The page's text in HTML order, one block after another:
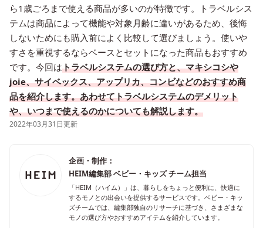
ら1歳ごろまで使える商品が多いのが特徴です。トラベルシス
テムは商品によって機能や対象月齢に違いがあるため、後悔
しないためにも購入前によく比較して選びましょう。使いや
すさを重視するならベースとセットになった商品もおすすめ
です。今回はトラベルシステムの選び方と、マキシコシや
joie、サイベックス、アップリカ、コンビなどのおすすめ商
品を紹介します。あわせてトラベルシステムのデメリット
や、いつまで使えるのかについても解説します。
2022年03月31日更新
企画・制作：
HEIM編集部 ベビー・キッズ チーム担当
「HEIM（ハイム）」は、暮らしをちょっと便利に、快適に
するモノとの出会いを提供するサービスです。ベビー・キッ
ズチームでは、編集部独自のリサーチに基づき、さまざまな
モノの選び方やおすすめアイテムを紹介しています。